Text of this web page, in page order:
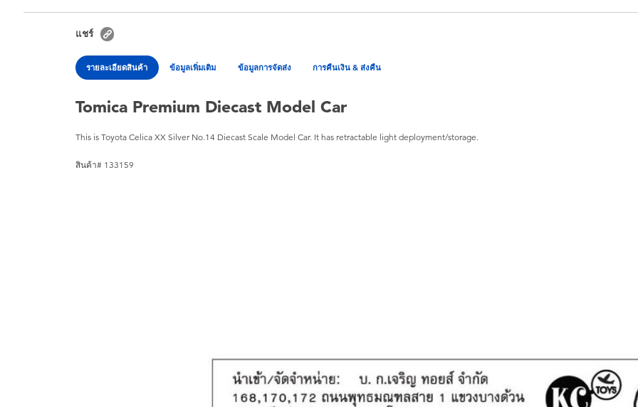
แชร์
รายละเอียดสินค้า ข้อมูลเพิ่มเติม ข้อมูลการจัดส่ง การคืนเงิน & ส่งคืน
Tomica Premium Diecast Model Car
This is Toyota Celica XX Silver No.14 Diecast Scale Model Car. It has retractable light deployment/storage.
สินค้า# 133159